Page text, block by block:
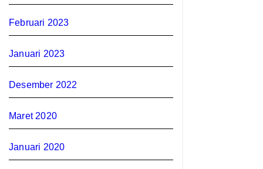
Februari 2023
Januari 2023
Desember 2022
Maret 2020
Januari 2020